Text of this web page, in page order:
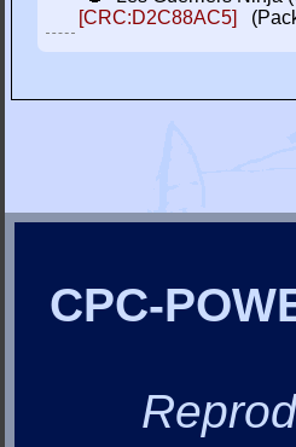
[CRC:D2C88AC5]
CPC-